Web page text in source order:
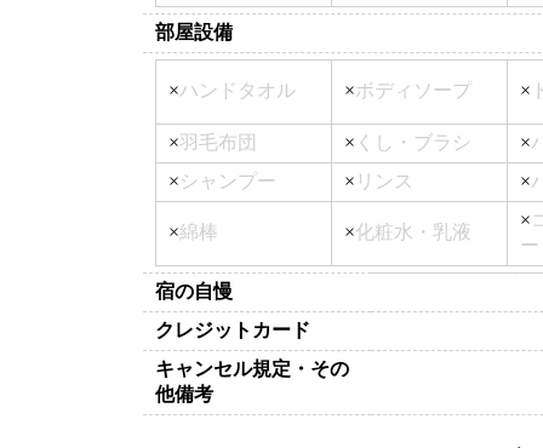
部屋設備
×ハンドタオル ×ボディソープ ×
×羽毛布団 × くし・ブラシ ×
×シャンプー × リンス ×
×綿棒 ×化粧水・乳液
×
ー
宿の自慢
クレジットカード
キャンセル規定・その
他備考